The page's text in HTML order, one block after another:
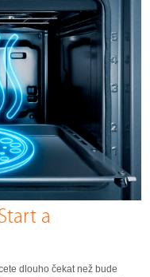
a
dlouho čekat než bude